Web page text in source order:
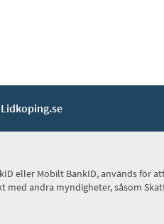
Lidkoping.se
eller Mobilt BankID, används för
andra myndigheter, såsom